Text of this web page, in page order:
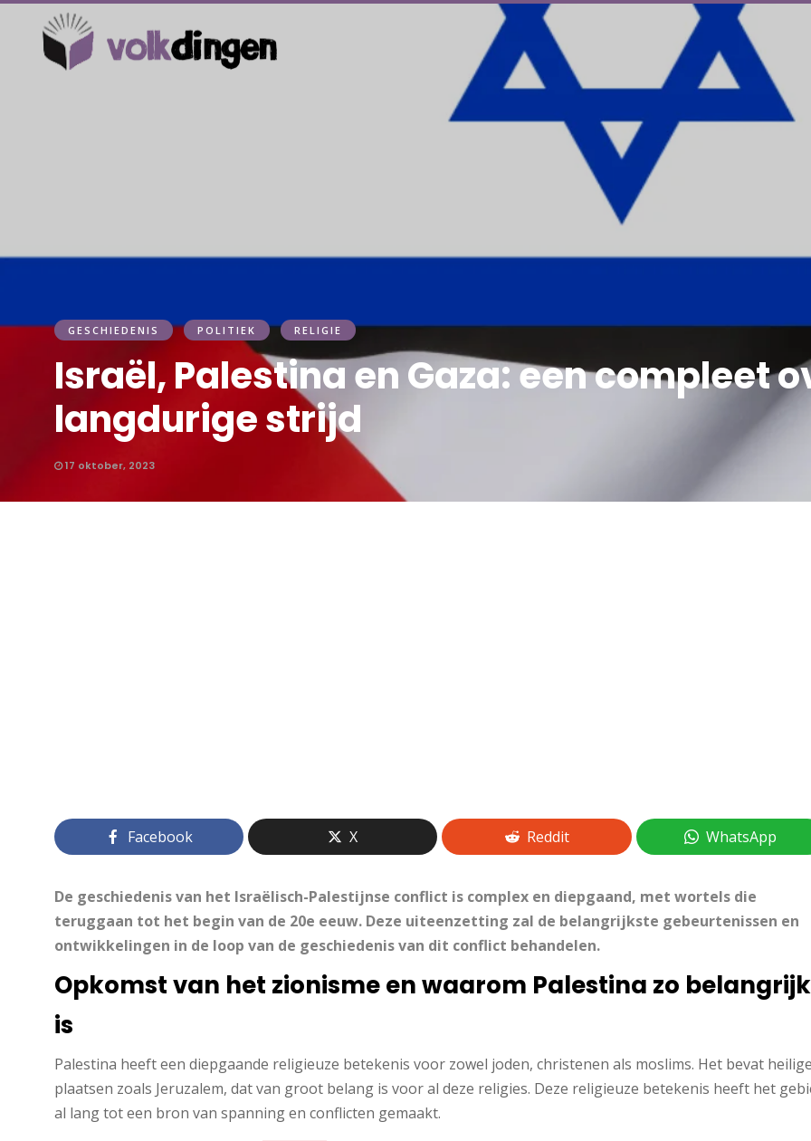
GESCHIEDENIS POLITIEK RELIGIE
Israël, Palestina en Gaza: een compleet
langdurige strijd
17 oktober, 2023
Facebook X Reddit WhatsApp
De geschiedenis van het Israëlisch-Palestijnse conflict is complex en diepgaand, met wortels die
teruggaan tot het begin van de 20e eeuw. Deze uiteenzetting zal de belangrijkste gebeurtenissen en
ontwikkelingen in de loop van de geschiedenis van dit conflict behandelen.
Opkomst van het zionisme en waarom Palestina zo belangrijk
is
Palestina heeft een diepgaande religieuze betekenis voor zowel joden, christenen als moslims. Het bevat heilige
plaatsen zoals Jeruzalem, dat van groot belang is voor al deze religies. Deze religieuze betekenis heeft het
al lang tot een bron van spanning en conflicten gemaakt.